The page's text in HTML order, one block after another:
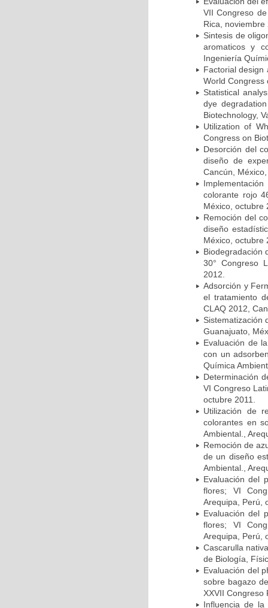
VII Congreso
Rica, noviembre
Sintesis de
aromaticos y
Ingeniería
Factorial design
World Congress
Statistical
dye
Biotechnology,
Utilization of
Congress on
Desorción del
diseño de
Cancún,
colorante rojo
México, octubre
Remoción del
diseño
México, octubre
Biodegradación
30° Congreso
2012.
Adsorción y
el tratamiento
CLAQ 2012,
Sistematización
Guanajuato,
Evaluación de
con un
Química
Determinación
VI Congreso
octubre 2011.
Utilización de
colorantes en
Ambiental.,
Remoción de
de un diseño
Ambiental.,
Evaluación del
flores; VI
Arequipa, Perú,
Evaluación del
flores; VI
Arequipa, Perú,
Cascarulla
de Biología,
Evaluación del
sobre bagazo
XXVII Congreso
Influencia de